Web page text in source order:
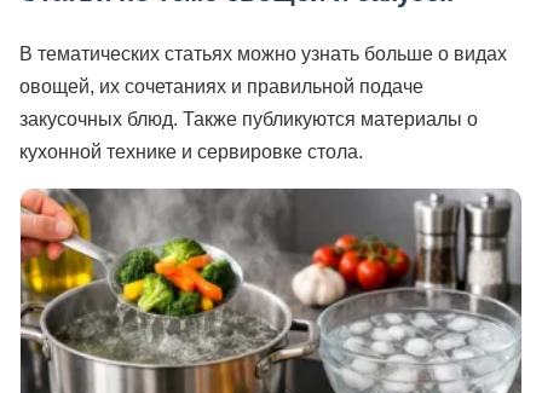
В тематических статьях можно узнать больше о видах
овощей, их сочетаниях и правильной подаче
закусочных блюд. Также публикуются материалы о
кухонной технике и сервировке стола.